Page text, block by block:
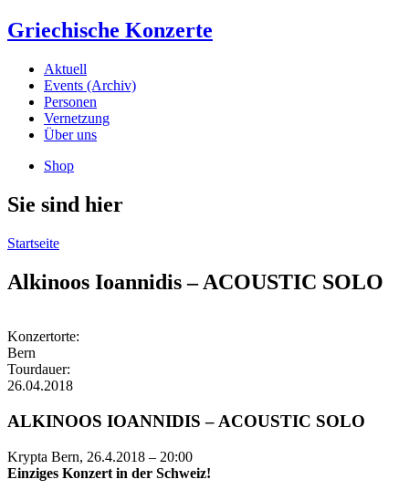
Griechische Konzerte
Aktuell
Events (Archiv)
Personen
Vernetzung
Über uns
Shop
Sie sind hier
Startseite
Alkinoos Ioannidis – ACOUSTIC SOLO
Konzertorte:
Bern
Tourdauer:
26.04.2018
ALKINOOS IOANNIDIS – ACOUSTIC SOLO
Krypta Bern, 26.4.2018 – 20:00
Einziges Konzert in der Schweiz!